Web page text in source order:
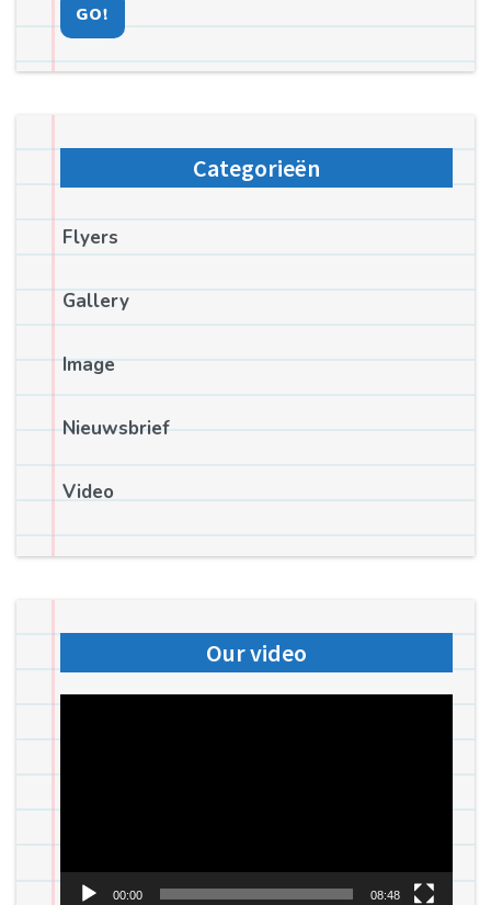
GO!
Categorieën
Flyers
Gallery
Image
Nieuwsbrief
Video
Our video
00:00 08:48